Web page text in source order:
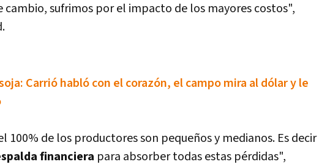
sufrimos por el impacto de los mayores costos",
Carrió habló con el corazón, el campo mira al dólar y le
100% de los productores son pequeños y medianos. Es decir
financiera para absorber todas estas pérdidas",